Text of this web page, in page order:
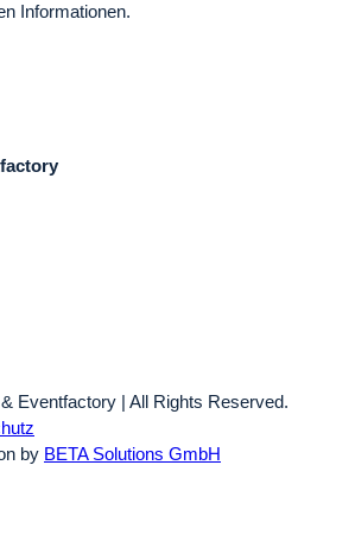
Informationen.
Eventfactory | All Rights Reserved.
by BETA Solutions GmbH